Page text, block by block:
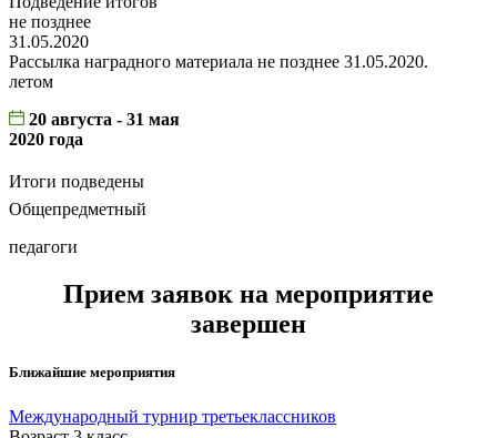
не позднее
31.05.2020
Рассылка наградного материала не позднее 31.05.2020.
летом
20 августа - 31 мая
2020 года
Итоги подведены
Общепредметный
педагоги
Прием заявок на мероприятие
завершен
Ближайшие мероприятия
Международный турнир третьеклассников